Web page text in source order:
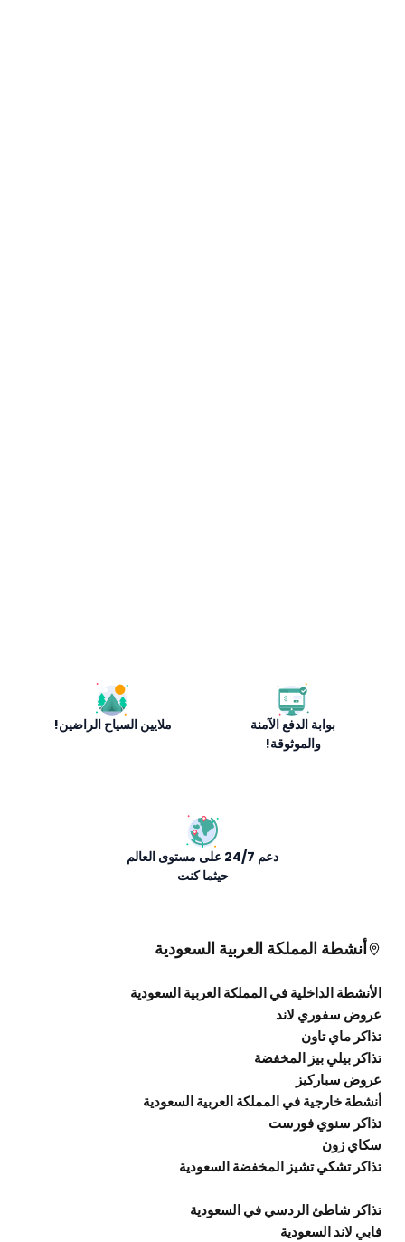
بوابة الدفع الآمنة
والموثوقة!
ملايين السياح الراضين!
دعم 24/7 على مستوى العالم
حيثما كنت
أنشطة المملكة العربية السعودية
الداخلية في المملكة العربية السعودية
سفوري لاند
ماي تاون
بيلي بيز المخفضة
سباركيز
خارجية في المملكة العربية السعودية
سنوي فورست
زون
تشكي تشيز المخفضة السعودية
شاطئ الردسي في السعودية
لاند السعودية